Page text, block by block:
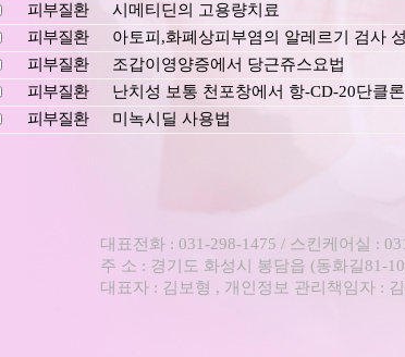
피부질환
시메티딘의 고용량치료
피부질환
아토피,화폐상피부염의 알레르기 검사
피부질환
조갑이영양증에서 당근쥬스요법
피부질환
난치성 보통 천포창에서 항-CD-20단클
피부질환
미녹시딜 사용법
대표전화 : 031-298-1475 / 스킨케어실 :
주 소 : 경기도 화성시 봉담읍 (동화길81-
대표자 : 김보형 , 개인정보 관리책임자 :